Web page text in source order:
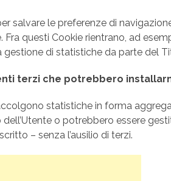
salvare le preferenze di
Fra questi Cookie rientrano, ad
di statistiche da parte del
terzi che potrebbero
statistiche in forma
o potrebbero essere
– senza l’ausilio di terzi.